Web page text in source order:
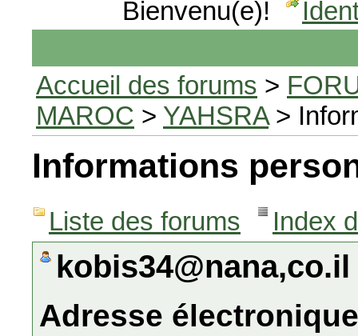
Bienvenu(e)!
Accueil des forums >
MAROC > YAHSRA>
Informations
Liste des forums Index
kobis34@nana,co.il
Adresse